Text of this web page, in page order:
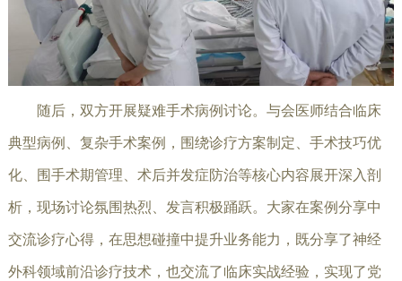
随后，双方开展疑难手术病例讨论。与会医师结合临床
典型病例、复杂手术案例，围绕诊疗方案制定、手术技巧优
化、围手术期管理、术后并发症防治等核心内容展开深入剖
析，现场讨论氛围热烈、发言积极踊跃。大家在案例分享中
交流诊疗心得，在思想碰撞中提升业务能力，既分享了神经
外科领域前沿诊疗技术，也交流了临床实战经验，实现了党